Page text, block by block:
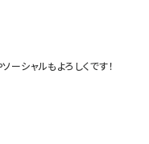
シャルもよろしくです！